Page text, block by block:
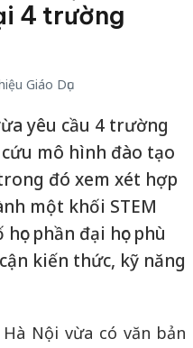
4 trường
Giáo Dục
yêu cầu 4 trường
mô hình đào tạo
đó xem xét hợp
một khối STEM
phần đại học phù
kiến thức, kỹ năng
Nội vừa có văn bản